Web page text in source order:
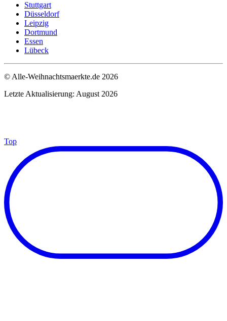
Stuttgart
Düsseldorf
Leipzig
Dortmund
Essen
Lübeck
© Alle-Weihnachtsmaerkte.de 2026
Letzte Aktualisierung: August 2026
Top